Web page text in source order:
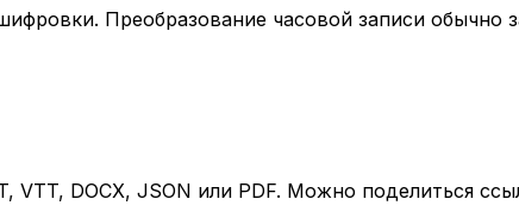
Преобразование часовой записи обычно
VTT, DOCX, JSON или PDF. Можно поделиться